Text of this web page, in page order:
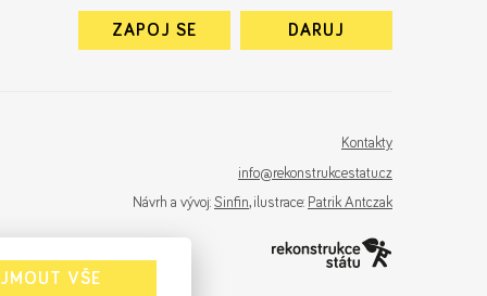
ZAPOJ SE DARUJ
Kontakty
info@rekonstrukcestatu.cz
Návrh a vývoj: Sinfin, ilustrace: Patrik Antczak
VŠE